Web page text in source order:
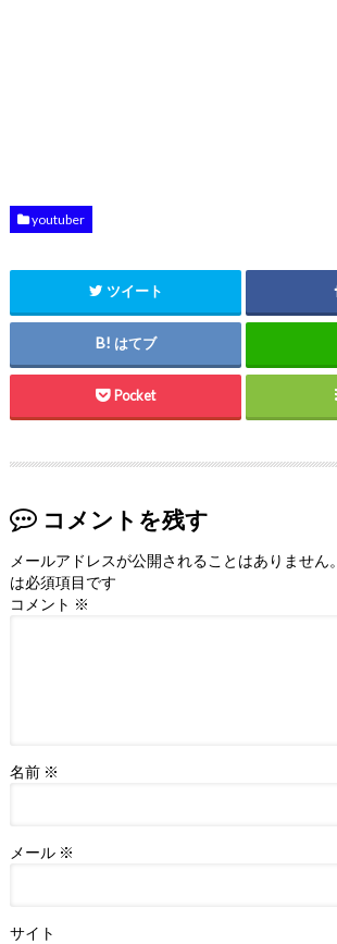
youtuber
ツイート
はてブ
Pocket
コメントを残す
メールアドレスが公開されることはありません。
は必須項目です
コメント ※
名前 ※
メール ※
サイト